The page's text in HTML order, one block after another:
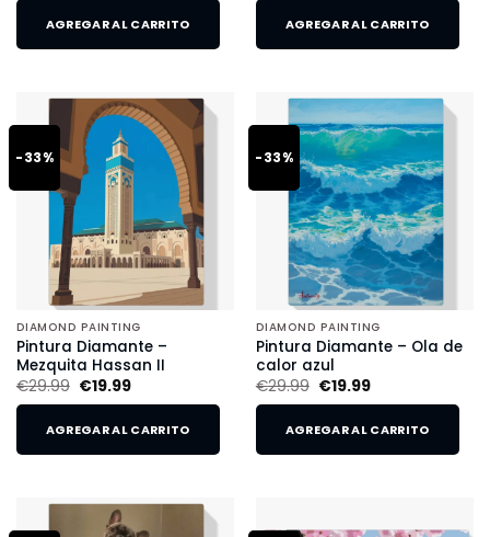
AGREGAR AL CARRITO AGREGAR AL CARRITO
-33%
DIAMOND PAINTING
Pintura Diamante –
Mezquita Hassan II
€29.99 €19.99
AGREGAR AL CARRITO
-33%
DIAMOND PAINTING
Pintura Diamante – Ola de
calor azul
€29.99 €19.99
AGREGAR AL CARRITO